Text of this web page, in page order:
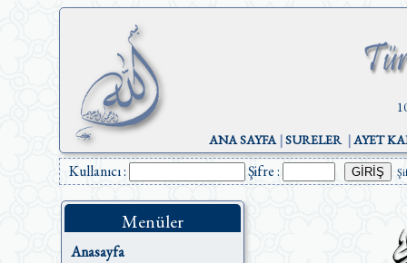
ANA SAYFA|SURELER|AYET
Kullanıcı : Şifre :
Menüler
Anasayfa